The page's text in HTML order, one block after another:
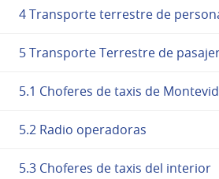
4 Transporte terrestre de
5 Transporte Terrestre de
5.1 Choferes de taxis de
5.2 Radio operadoras
5.3 Choferes de taxis del interior